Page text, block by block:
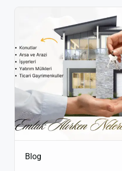
Özellikle yoğun nüfuslu
konut projeleri ve kentsel
güvenli yaşam alanları […]
Blog